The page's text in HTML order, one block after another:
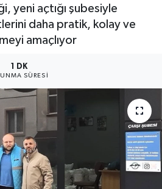
yeni açtığı şubesiyle
daha pratik, kolay ve
amaçlıyor
1 DK
SÜRESI